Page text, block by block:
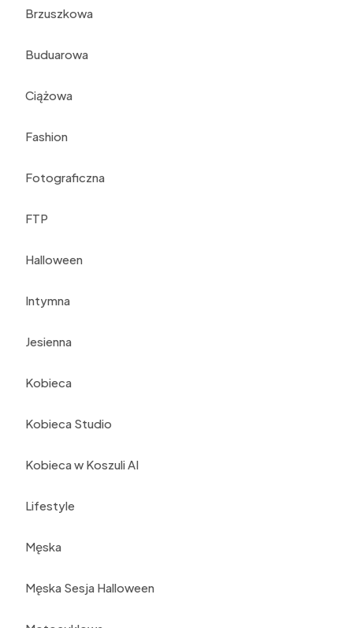
Brzuszkowa
Buduarowa
Ciążowa
Fashion
Fotograficzna
FTP
Halloween
Intymna
Jesienna
Kobieca
Kobieca Studio
Kobieca w Koszuli AI
Lifestyle
Męska
Męska Sesja Halloween